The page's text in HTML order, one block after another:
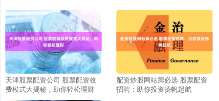
天津股票配资公司 股票配资收
费模式大揭秘，助你轻松理财
配资炒股网站蹿必选 股票配资
招聘：助你投资扬帆起航